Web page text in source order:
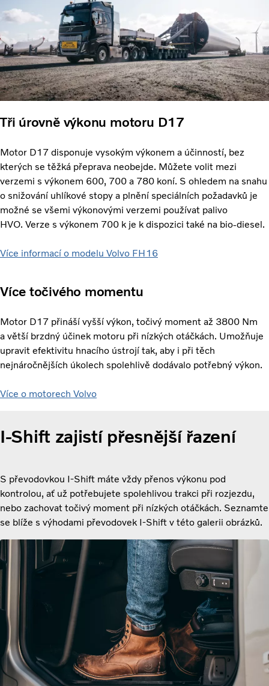
Tři úrovně výkonu motoru D17
Motor D17 disponuje vysokým výkonem a účinností, bez
kterých se těžká přeprava neobejde. Můžete volit mezi
verzemi s výkonem 600, 700 a 780 koní. S ohledem na snahu
o snižování uhlíkové stopy a plnění speciálních požadavků je
možné se všemi výkonovými verzemi používat palivo
HVO. Verze s výkonem 700 k je k dispozici také na bio-diesel.
Více informací o modelu Volvo FH16
Více točivého momentu
Motor D17 přináší vyšší výkon, točivý moment až 3800 Nm
a větší brzdný účinek motoru při nízkých otáčkách. Umožňuje
upravit efektivitu hnacího ústrojí tak, aby i při těch
nejnáročnějších úkolech spolehlivě dodávalo potřebný výkon.
Více o motorech Volvo
I-Shift zajistí přesnější řazení
S převodovkou I-Shift máte vždy přenos výkonu pod
kontrolou, ať už potřebujete spolehlivou trakci při rozjezdu,
nebo zachovat točivý moment při nízkých otáčkách. Seznamte
se blíže s výhodami převodovek I-Shift v této galerii obrázků.